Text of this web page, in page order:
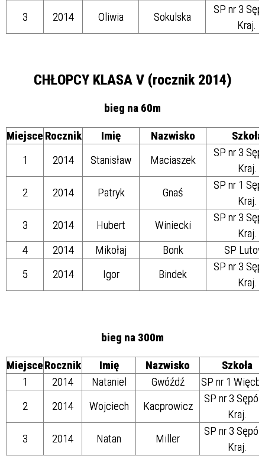
3
2014 Oliwia Sokulska
SP nr 3
Kraj.
CHŁOPCY KLASA V (rocznik 2014)
bieg na 60m
Miejsce Rocznik Imię Nazwisko
Szkoła
1
2014 Stanisław Maciaszek
SP nr 3
Kraj.
2
2014 Patryk Gnaś
SP nr 1
Kraj.
3
2014 Hubert Winiecki
SP nr 3
Kraj.
4
2014 Mikołaj Bonk
SP
5
2014 Igor Bindek
SP nr 3
Kraj.
bieg na 300m
MiejsceRocznik Imię Nazwisko
Szkoła
1
2014 Nataniel Gwóźdź
SP nr 1
2
2014 Wojciech Kacprowicz
SP nr 3
Kraj.
3
2014 Natan Miller
SP nr 3
Kraj.